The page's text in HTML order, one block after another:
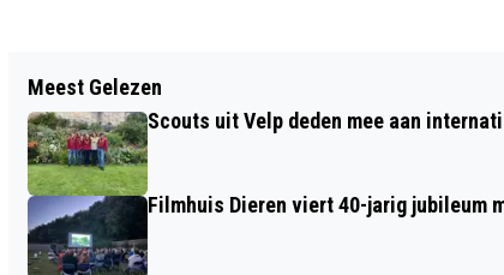
HET RHEDENS FANFARE CORPS HULDIGT
JUBILARISSEN IN DE OPEN LUCHT
Meest Gelezen
Scouts uit Velp deden mee aan
Filmhuis Dieren viert 40-jarig jubileum